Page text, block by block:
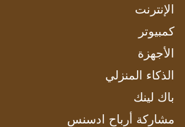
الإنترنت
كمبيوتر
الأجهزة
الذكاء المنزلي
باك لينك
مشاركة أرباح ادسنس